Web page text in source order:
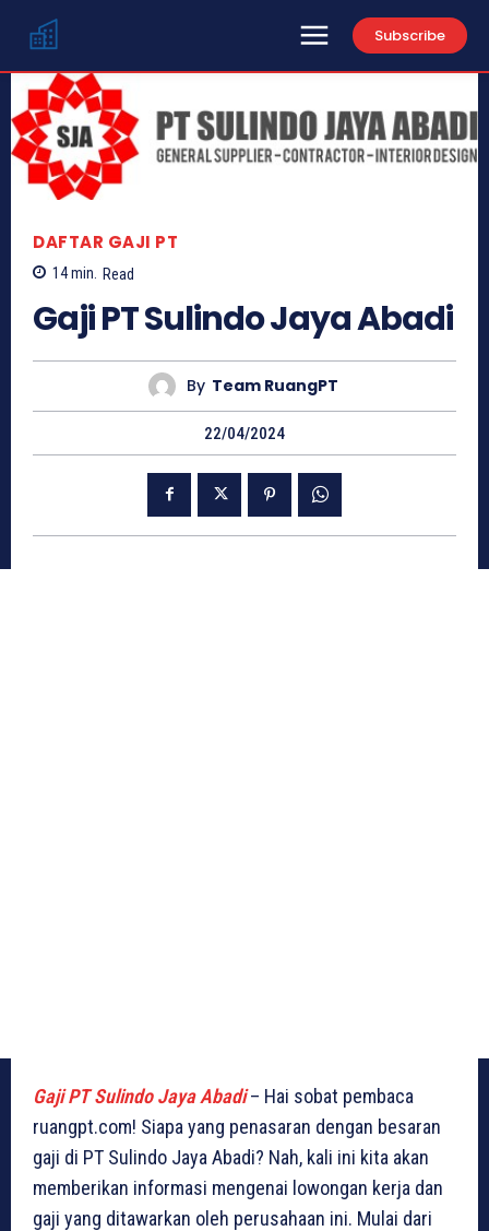
Subscribe
DAFTAR GAJI PT
14min. Read
Gaji PT Sulindo Jaya Abadi
By Team RuangPT
22/04/2024
Gaji PT Sulindo Jaya Abadi– Hai sobat pembaca
ruangpt.com! Siapa yang penasaran dengan besaran
gaji di PT Sulindo Jaya Abadi? Nah, kali ini kita akan
memberikan informasi mengenai lowongan kerja dan
gaji yang ditawarkan oleh perusahaan ini. Mulai dari